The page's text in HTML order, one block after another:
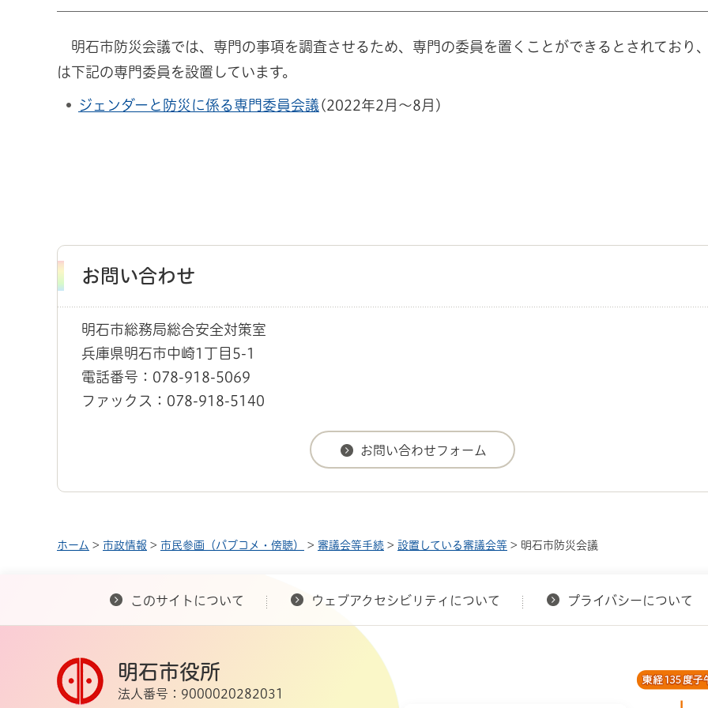
明石市防災会議では、専門の事項を調査させるため、専門の委員を置くことができるとされており
は下記の専門委員を設置しています。
ジェンダーと防災に係る専門委員会議 (2022年2月～8月)
お問い合わせ
明石市総務局総合安全対策室
兵庫県明石市中崎1丁目5-1
電話番号：078-918-5069
ファックス：078-918-5140
ホーム > 市政情報 > 市民参画（パブコメ・傍聴） > 審議会等手続 > 設置している審議会等 > 明石市防災会議
このサイトについて ウェブアクセシビリティについて プライバシーについて
明石市役所
法人番号：9000020282031